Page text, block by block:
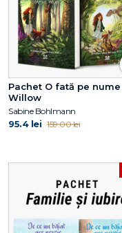
Pachet O fată pe nume
Willow
Sabine Bohlmann
95.4 lei 159.00 lei